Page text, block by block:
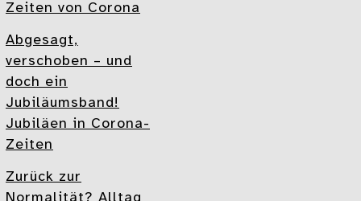
Zeiten von Corona
Abgesagt,
verschoben – und
doch ein
Jubiläumsband!
Jubiläen in Corona-
Zeiten
Zurück zur